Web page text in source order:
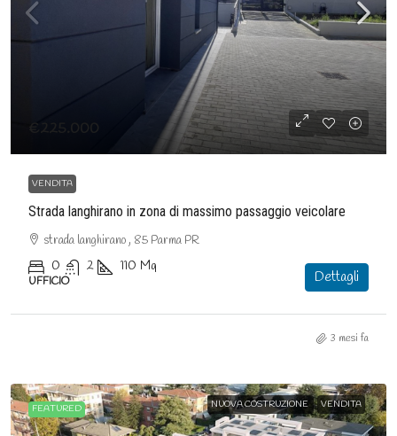
€225.000
VENDITA
Strada langhirano in zona di massimo passaggio veicolare
strada langhirano , 85 Parma PR
0 2 110 Mq
UFFICIO Dettagli
3 mesi fa
FEATURED NUOVA COSTRUZIONE VENDITA